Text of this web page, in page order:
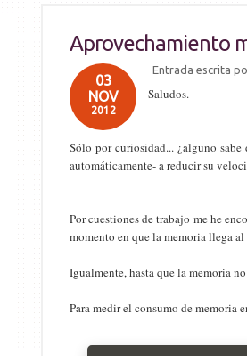
Aprovechamiento
Entrada escrita
03
NOV
2012
Saludos.
Sólo por curiosidad... ¿alguno sabe
automáticamente- a reducir su
Por cuestiones de trabajo me he
momento en que la memoria llega
Igualmente, hasta que la memoria
Para medir el consumo de memoria